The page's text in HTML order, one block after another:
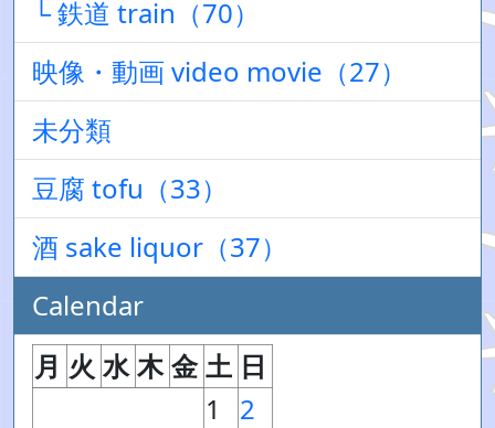
└ 鉄道 train（70）
映像・動画 video movie（27）
未分類
豆腐 tofu（33）
酒 sake liquor（37）
Calendar
月 火 水 木 金 土 日
1
2